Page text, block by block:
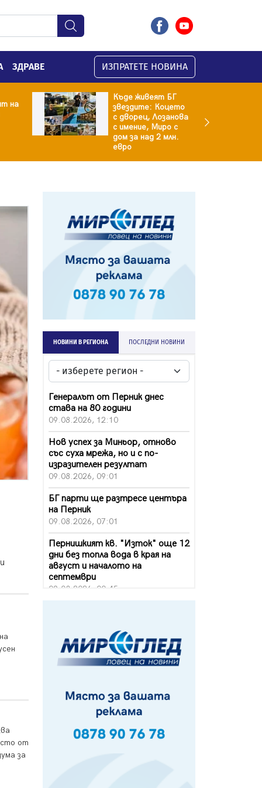
ЗДРАВЕ ИЗПРАТЕТЕ НОВИНА
на
Къде живеят БГ
звездите: Коцето
с дворец, Лозанова
с имение, Миро с
дом за над 2 млн.
евро
сто от
за
НОВИНИ В РЕГИОНА ПОСЛЕДНИ НОВИНИ
Генералът от Перник днес
става на 80 години
09.08.2026, 12:10
Нов успех за Миньор, отново
със суха мрежа, но и с по-
изразителен резултат
09.08.2026, 09:01
БГ парти ще разтресе центъра
на Перник
09.08.2026, 07:01
Пернишкият кв. "Изток" още 12
дни без топла вода в края на
август и началото на
септември
09.08.2026, 00:45
08.08.2026, 00:24
Феновете на "Миньор"
превземат Разлог
Ремонтът на ул. "Ален мак" в
Перник е в заключителен етап